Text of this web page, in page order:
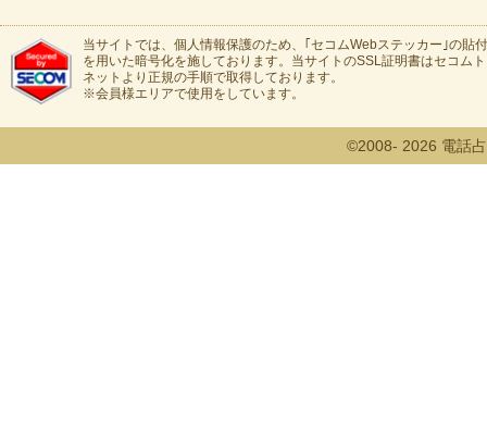
当サイトでは、個人情報保護のため、｢セコムWebステッカー｣の貼
を用いた暗号化を施しております。当サイトのSSL証明書はセコム
ネットより正規の手順で取得しております。
※会員様エリアで使用をしています。
©2008- 2026 電話